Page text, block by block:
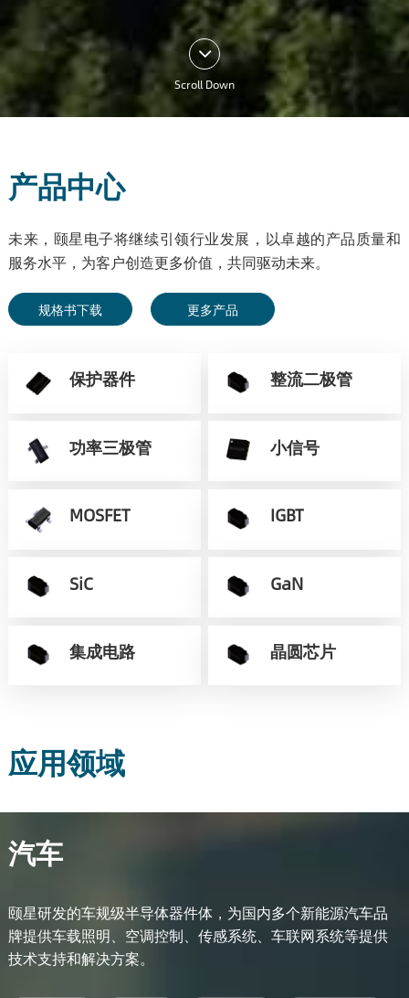
Scroll Down
产品中心
未来，颐星电子将继续引领行业发展，以卓越的产品质量和
服务水平，为客户创造更多价值，共同驱动未来。
规格书下载 更多产品
保护器件 整流二极管
功率三极管 小信号
MOSFET IGBT
SiC GaN
集成电路 晶圆芯片
应用领域
汽车
颐星研发的车规级半导体器件体，为国内多个新能源汽车品
牌提供车载照明、空调控制、传感系统、车联网系统等提供
技术支持和解决方案。